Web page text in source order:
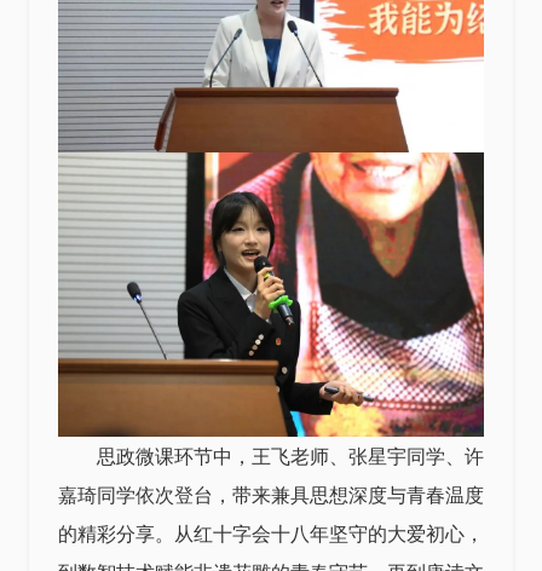
思政微课环节中，王飞老师、张星宇同学、许
嘉琦同学依次登台，带来兼具思想深度与青春温度
的精彩分享。从红十字会十八年坚守的大爱初心，